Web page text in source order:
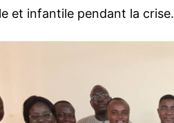
et infantile pendant la crise.